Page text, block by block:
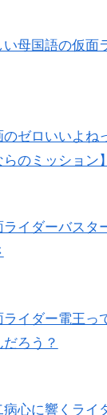
い母国語の仮面
のゼロいいよね
らのミッション】
ライダーバスタ
ライダー電王っ
だろう？
病心に響くライ